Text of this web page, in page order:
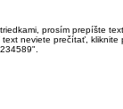
prosím prepíšte
neviete prečítať, kliknite